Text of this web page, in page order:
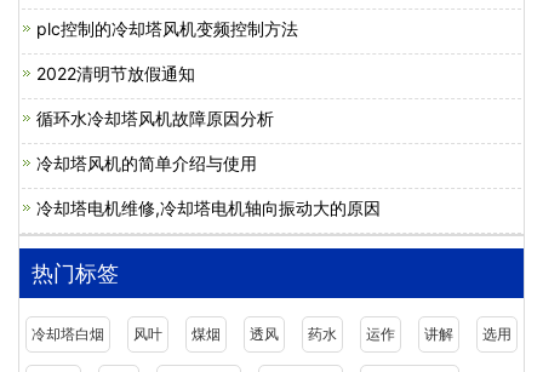
plc控制的冷却塔风机变频控制方法
2022清明节放假通知
循环水冷却塔风机故障原因分析
冷却塔风机的简单介绍与使用
冷却塔电机维修,冷却塔电机轴向振动大的原因
热门标签
冷却塔白烟 风叶 煤烟 透风 药水 运作 讲解 选用